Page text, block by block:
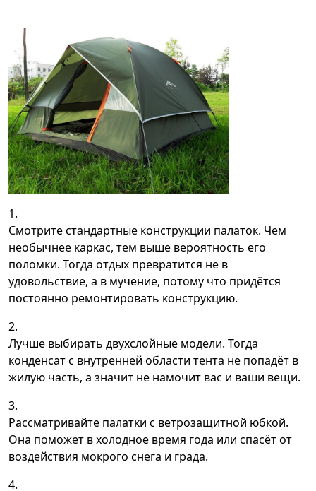
Смотрите стандартные конструкции палаток. Чем
необычнее каркас, тем выше вероятность его
поломки. Тогда отдых превратится не в
удовольствие, а в мучение, потому что придётся
постоянно ремонтировать конструкцию.
Лучше выбирать двухслойные модели. Тогда
конденсат с внутренней области тента не попадёт в
жилую часть, а значит не намочит вас и ваши вещи.
Рассматривайте палатки с ветрозащитной юбкой.
Она поможет в холодное время года или спасёт от
воздействия мокрого снега и града.